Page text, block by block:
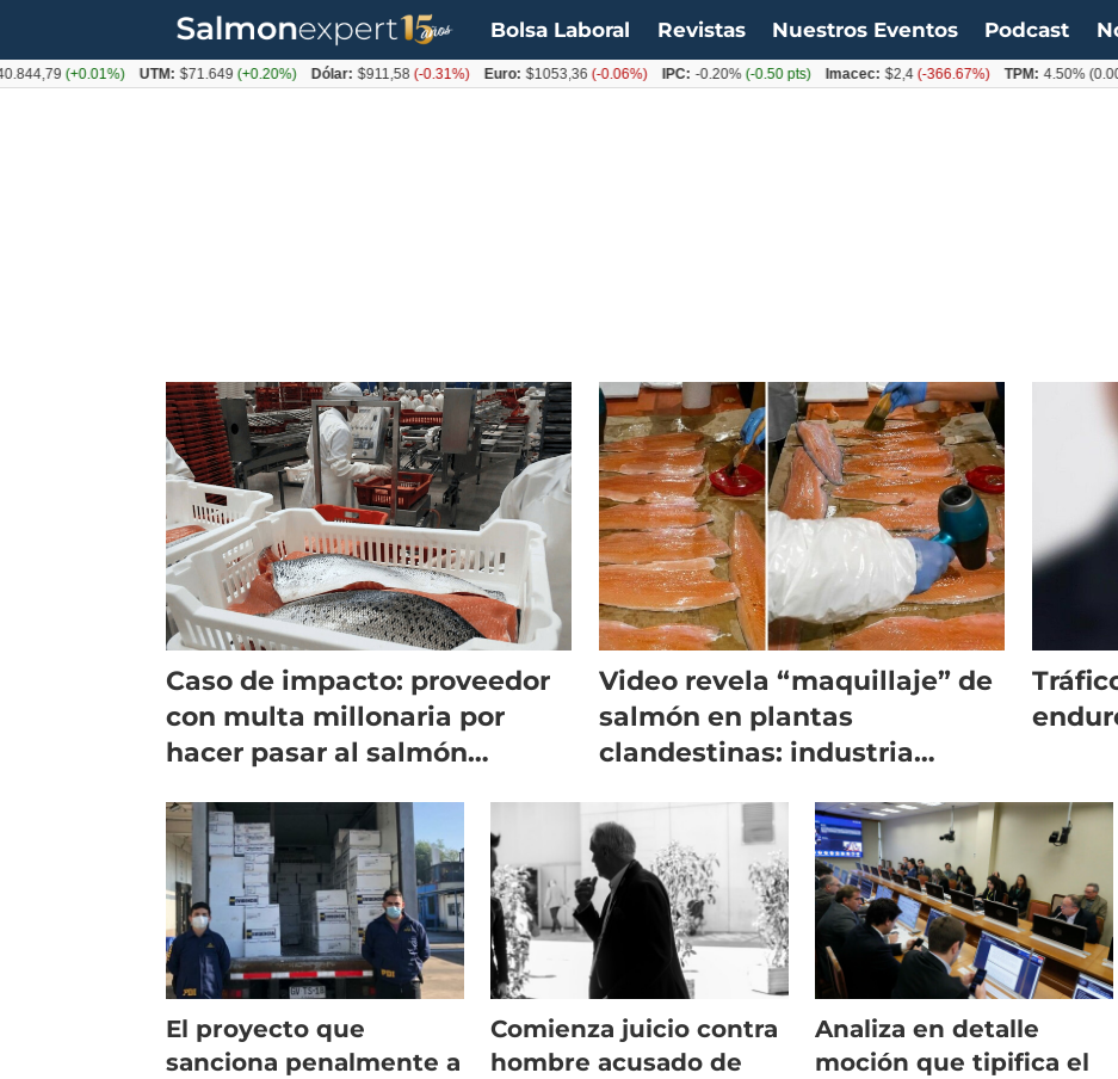
Bolsa Laboral Revistas Nuestros Eventos Podcast
Tag:
Caso de impacto: proveedor
con multa millonaria por
hacer pasar al salmón
Video revela “maquillaje” de
salmón en plantas
clandestinas: industria
El proyecto que
sanciona penalmente a
Comienza juicio contra
hombre acusado de
Analiza en detalle
moción que tipifica el
UTM: $71.649(+0.20%) Dólar: $911,58(-0.31%) Euro: $1053,36 (-0.06%) IPC: -0.20%(-0.50 pts) Imacec: $2,4(-366.67%) TPM: 4.50%(0.00%)